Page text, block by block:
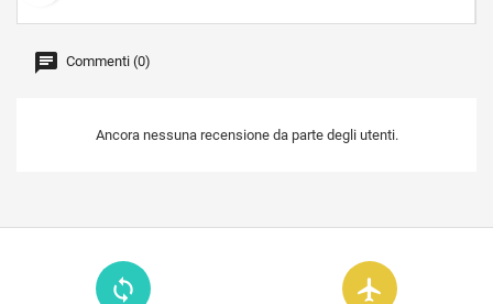
Commenti (0)
Ancora nessuna recensione da parte degli utenti.
loop flight